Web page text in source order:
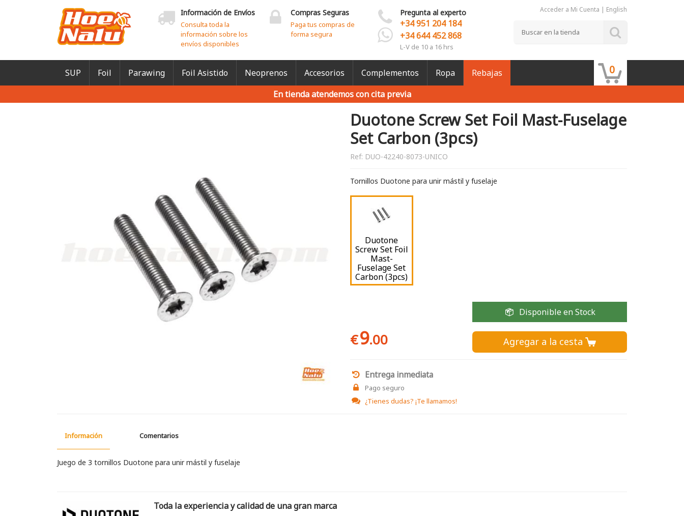
Información de Envíos
Consulta toda la
información sobre los
envíos disponibles
Compras Seguras
Paga tus compras de
forma segura
Pregunta al experto
+34 951 204 184
+34 644 452 868
L-V de 10 a 16 hrs
Acceder a Mi Cuenta | English
SUP Foil Parawing Foil Asistido Neoprenos Accesorios Complementos Ropa Rebajas 0
En tienda atendemos con cita previa
Duotone Screw Set Foil Mast-Fuselage
Set Carbon (3pcs)
Ref: DUO-42240-8073-UNICO
Tornillos Duotone para unir mástil y fuselaje
Duotone
Screw Set Foil
Mast-
Fuselage Set
Carbon (3pcs)
€9.00
Disponible en Stock
Agregar a la cesta 
Entrega inmediata
Pago seguro
¿Tienes dudas? ¡Te llamamos!
Información Comentarios
Juego de 3 tornillos Duotone para unir mástil y fuselaje
Toda la experiencia y calidad de una gran marca